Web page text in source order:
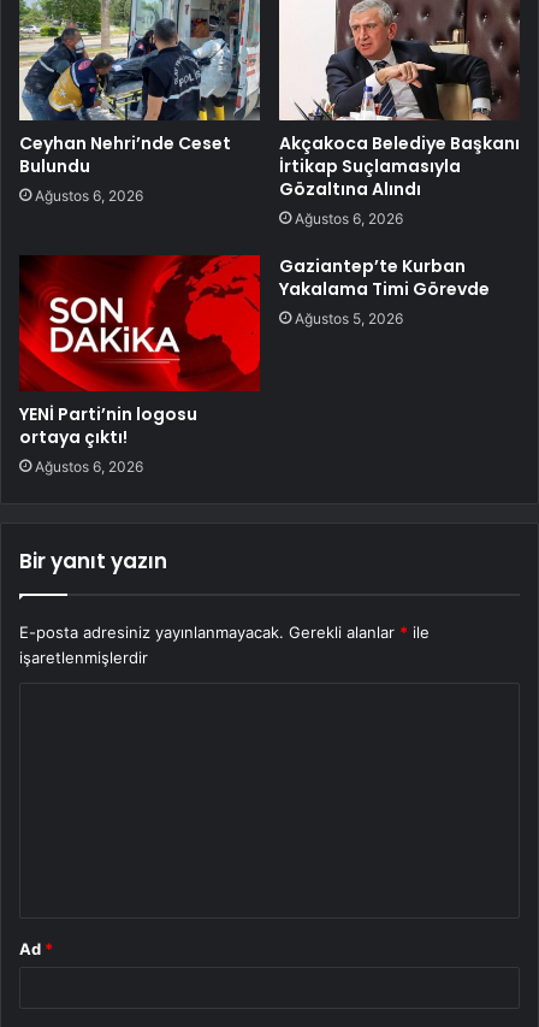
Ceyhan Nehri’nde Ceset
Bulundu
Ağustos 6, 2026
Akçakoca Belediye Başkanı
İrtikap Suçlamasıyla
Gözaltına Alındı
Ağustos 6, 2026
YENİ Parti’nin logosu
ortaya çıktı!
Ağustos 6, 2026
Gaziantep’te Kurban
Yakalama Timi Görevde
Ağustos 5, 2026
Bir yanıt yazın
E-posta adresiniz yayınlanmayacak. Gerekli alanlar * ile
işaretlenmişlerdir
Ad *